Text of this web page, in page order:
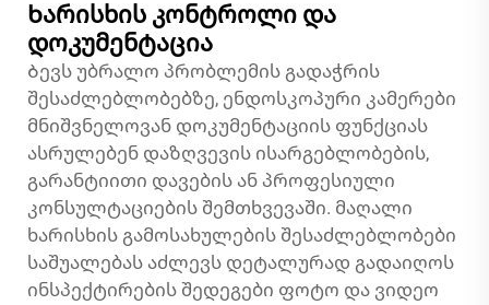
Ხარისხის კონტროლი და
დოკუმენტაცია
Ბევს უბრალო პრობლემის გადაჭრის
შესაძლებლობებზე, ენდოსკოპური კამერები
მნიშვნელოვან დოკუმენტაციის ფუნქციას
ასრულებენ დაზღვევის ისარგებლობების,
გარანტიითი დავების ან პროფესიული
კონსულტაციების შემთხვევაში. მაღალი
ხარისხის გამოსახულების შესაძლებლობები
საშუალებას აძლევს დეტალურად გადაიღოს
ინსპექტირების შედეგები ფოტო და ვიდეო